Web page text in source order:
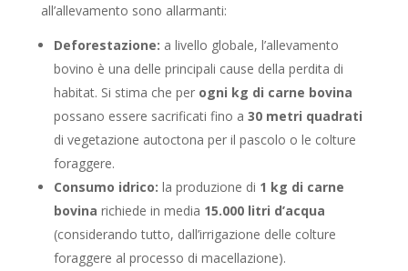
all’allevamento sono allarmanti:
Deforestazione: a livello globale, l’allevamento
bovino è una delle principali cause della perdita di
habitat. Si stima che per ogni kg di carne bovina
possano essere sacrificati fino a 30 metri quadrati
di vegetazione autoctona per il pascolo o le colture
foraggere.
Consumo idrico: la produzione di 1 kg di carne
bovina richiede in media 15.000 litri d’acqua
(considerando tutto, dall’irrigazione delle colture
foraggere al processo di macellazione).